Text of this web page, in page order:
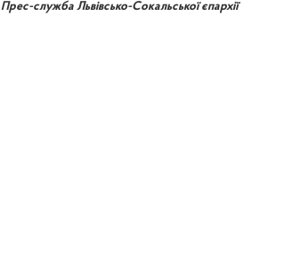
Прес-служба Львівсько-Сокальської єпархії